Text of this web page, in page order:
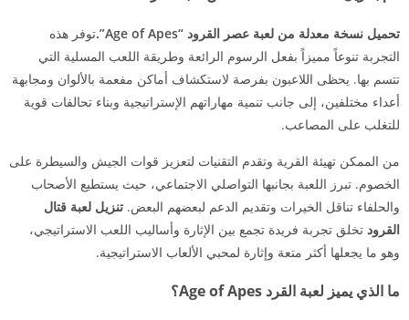
تحميل نسخة معدلة من لعبة عصر القرود “Age of Apes”.
توفر هذه
التجربة تنوعاً مميزاً بفعل الرسوم الرائعة وطريقة اللعب المسلية التي
تتسم بها. يحظى اللاعبون بفرصة لاستكشاف أماكن مفعمة بالألوان ومجابهة
أعداء مختلفين، إلى جانب تنمية مهاراتهم الإستراتيجية وبناء تحالفات قوية
للتغلب على المصاعب.
من الممكن تهيئة القرية وتقدم التقنيات لتعزيز قوات الجيش والسيطرة على
الخصوم. تبرز اللعبة بجانبها التواصلي الاجتماعي، حيث يستطيع الأصحاب
والحلفاء تناقل الخيرات وتقديم الدعم لبعضهم البعض. تنزيل لعبة قتال
القرود تخلق تجربة فريدة تجمع بين الإثارة وأساليب اللعب الاستراتيجي،
وهو ما يجعلها أكثر متعة وإثارة لمحبي الألعاب الاستراتيجية.
ما الذي يميز لعبة القرد Age of Apes؟